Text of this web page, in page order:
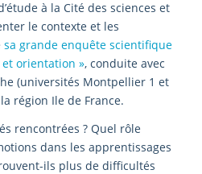
à la Cité des sciences et
le contexte et les
sa grande enquête scientifique
et orientation », conduite avec
(universités Montpellier 1 et
région Ile de France.
rencontrées ? Quel rôle
dans les apprentissages
ils plus de difficultés